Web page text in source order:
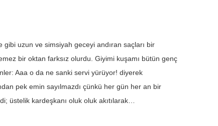
gibi uzun ve simsiyah geceyi andıran saçları bir
bir oktan farksız olurdu. Giyimi kuşamı bütün genç
Aaa o da ne sanki servi yürüyor! diyerek
pek emin sayılmazdı çünkü her gün her an bir
üstelik kardeşkanı oluk oluk akıtılarak…